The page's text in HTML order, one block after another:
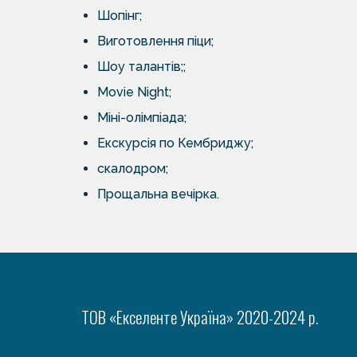
Шопінг;
Виготовлення піци;
Шоу талантів;;
Movie Night;
Міні-олімпіада;
Екскурсія по Кембриджу;
скалодром;
Прощальна вечірка.
ТОВ «Екселенте Україна» 2020-2024 р.